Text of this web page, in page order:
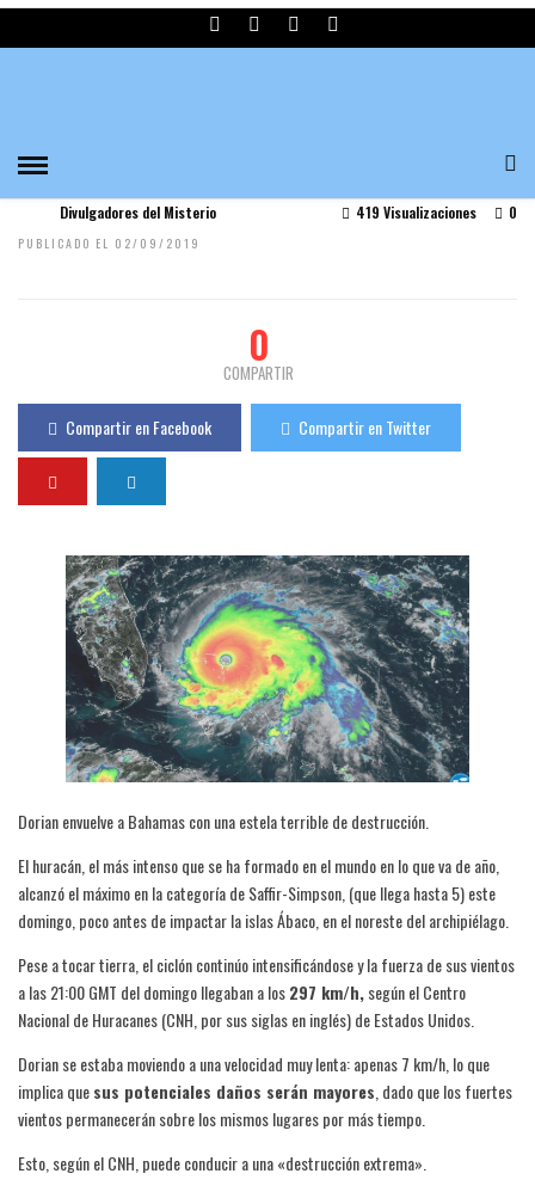
DESDE QUE SE TIENEN REGISTROS
Divulgadores del Misterio
PUBLICADO EL 02/09/2019
0
419 Visualizaciones
0
COMPARTIR
Compartir en Facebook Compartir en Twitter
Dorian envuelve a Bahamas con una estela terrible de destrucción.
El huracán, el más intenso que se ha formado en el mundo en lo que va de año,
alcanzó el máximo en la categoría de Saffir-Simpson, (que llega hasta 5) este
domingo, poco antes de impactar la islas Ábaco, en el noreste del archipiélago.
Pese a tocar tierra, el ciclón continúo intensificándose y la fuerza de sus vientos
a las 21:00 GMT del domingo llegaban a los297 km/h,según el Centro
Nacional de Huracanes (CNH, por sus siglas en inglés) de Estados Unidos.
Dorian se estaba moviendo a una velocidad muy lenta: apenas 7 km/h, lo que
implica quesus potenciales daños serán mayores , dado que los fuertes
vientos permanecerán sobre los mismos lugares por más tiempo.
Esto, según el CNH, puede conducir a una «destrucción extrema».